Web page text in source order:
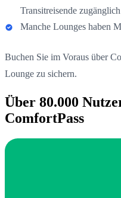
Transitreisende
Manche Lounges haben
Buchen Sie im Voraus über
Lounge zu sichern.
Über 80.000
ComfortPass